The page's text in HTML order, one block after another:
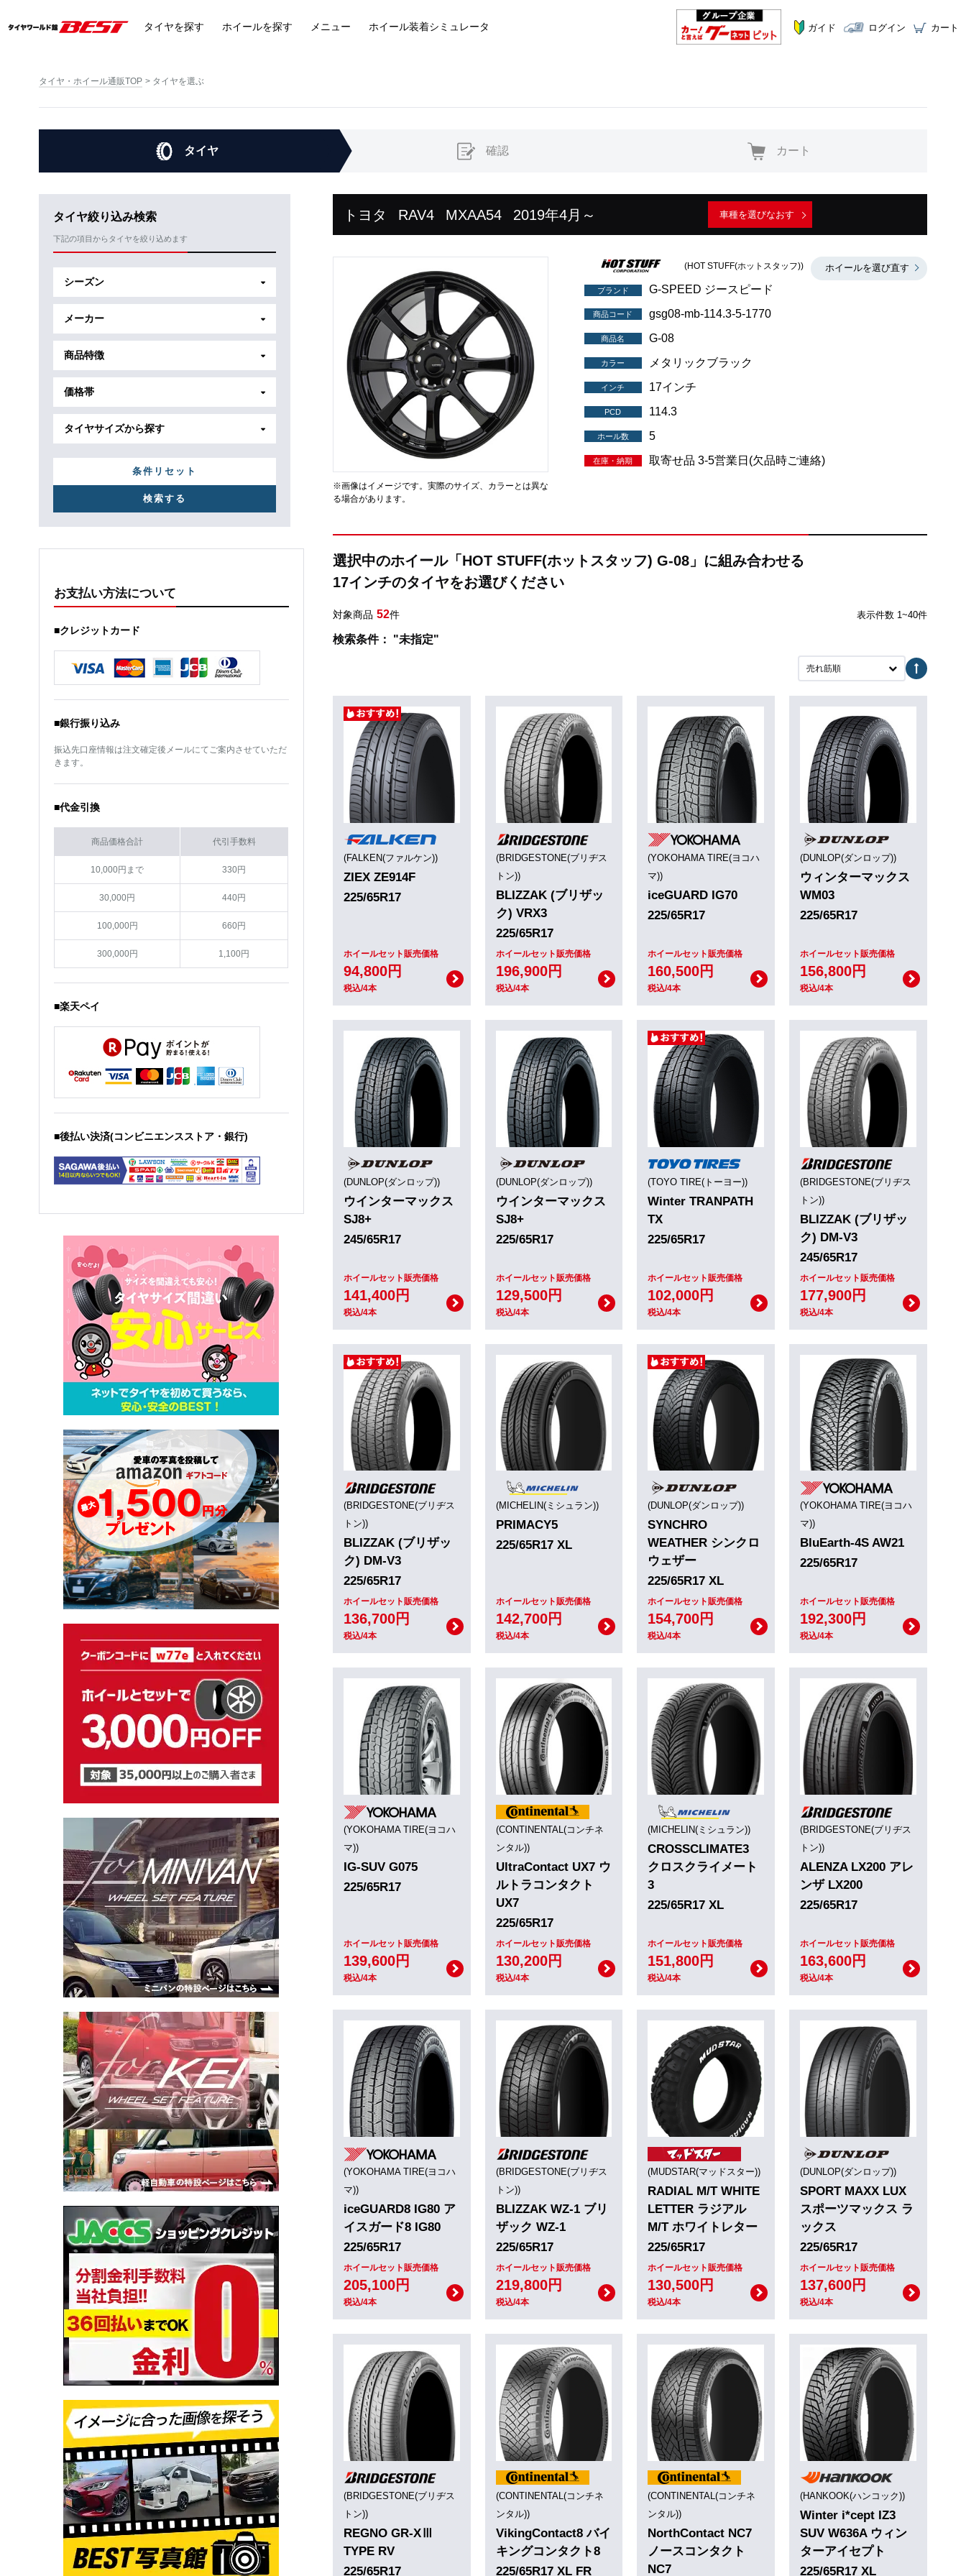
タイヤを探す ホイールを探す メニュー ホイール装着シミュレータ ガイド ログイン カート
タイヤ・ホイール通販TOP タイヤを選ぶ
タイヤ 確認 カート
タイヤ絞り込み検索
下記の項目からタイヤを絞り込めます
シーズン
メーカー
商品特徴
価格帯
タイヤサイズから探す
条件リセット
お支払い方法について
■クレジットカード
■銀行振り込み
振込先口座情報は注文確定後メールにてご案内させていただ
きます。
■代金引換
商品価格合計 代引手数料
10,000円まで 330円
30,000円 440円
100,000円 660円
300,000円 1,100円
■楽天ペイ
■後払い決済(コンビニエンスストア・銀行)
トヨタ RAV4 MXAA54 2019年4月～ 車種を選びなおす
※画像はイメージです。実際のサイズ、カラーとは異な
る場合があります。
ホイールを選び直す
(HOT STUFF(ホットスタッフ))
ブランド G-SPEED ジースピード
商品コード gsg08-mb-114.3-5-1770
商品名 G-08
カラー メタリックブラック
インチ 17インチ
PCD 114.3
ホール数 5
在庫・納期 取寄せ品 3-5営業日(欠品時ご連絡)
選択中のホイール「HOT STUFF(ホットスタッフ) G-08」に組み合わせる
17インチのタイヤをお選びください
対象商品 52件 表示件数 1~40件
検索条件： "未指定"
売れ筋順
(FALKEN(ファルケン))
ZIEX ZE914F
225/65R17
ホイールセット販売価格
94,800円
税込/4本
(BRIDGESTONE(ブリヂス
トン))
BLIZZAK (ブリザッ
ク) VRX3
225/65R17
ホイールセット販売価格
196,900円
税込/4本
(YOKOHAMA TIRE(ヨコハ
マ))
iceGUARD IG70
225/65R17
ホイールセット販売価格
160,500円
税込/4本
(DUNLOP(ダンロップ))
ウィンターマックス
WM03
225/65R17
ホイールセット販売価格
156,800円
税込/4本
(DUNLOP(ダンロップ))
ウインターマックス
SJ8+
245/65R17
ホイールセット販売価格
141,400円
税込/4本
(DUNLOP(ダンロップ))
ウインターマックス
SJ8+
225/65R17
ホイールセット販売価格
129,500円
税込/4本
(TOYO TIRE(トーヨー))
Winter TRANPATH
TX
225/65R17
ホイールセット販売価格
102,000円
税込/4本
(BRIDGESTONE(ブリヂス
トン))
BLIZZAK (ブリザッ
ク) DM-V3
245/65R17
ホイールセット販売価格
177,900円
税込/4本
(BRIDGESTONE(ブリヂス
トン))
BLIZZAK (ブリザッ
ク) DM-V3
225/65R17
ホイールセット販売価格
136,700円
税込/4本
(MICHELIN(ミシュラン))
PRIMACY5
225/65R17 XL
ホイールセット販売価格
142,700円
税込/4本
(DUNLOP(ダンロップ))
SYNCHRO
WEATHER シンクロ
ウェザー
225/65R17 XL
ホイールセット販売価格
154,700円
税込/4本
(YOKOHAMA TIRE(ヨコハ
マ))
BluEarth-4S AW21
225/65R17
ホイールセット販売価格
192,300円
税込/4本
(YOKOHAMA TIRE(ヨコハ
マ))
IG-SUV G075
225/65R17
ホイールセット販売価格
139,600円
税込/4本
(CONTINENTAL(コンチネ
ンタル))
UltraContact UX7 ウ
ルトラコンタクト
UX7
225/65R17
ホイールセット販売価格
130,200円
税込/4本
(MICHELIN(ミシュラン))
CROSSCLIMATE3
クロスクライメート
3
225/65R17 XL
ホイールセット販売価格
151,800円
税込/4本
(BRIDGESTONE(ブリヂス
トン))
ALENZA LX200 アレ
ンザ LX200
225/65R17
ホイールセット販売価格
163,600円
税込/4本
(YOKOHAMA TIRE(ヨコハ
マ))
iceGUARD8 IG80 ア
イスガード8 IG80
225/65R17
ホイールセット販売価格
205,100円
税込/4本
(BRIDGESTONE(ブリヂス
トン))
BLIZZAK WZ-1 ブリ
ザック WZ-1
225/65R17
ホイールセット販売価格
219,800円
税込/4本
(MUDSTAR(マッドスター))
RADIAL M/T WHITE
LETTER ラジアル
M/T ホワイトレター
225/65R17
ホイールセット販売価格
130,500円
税込/4本
(DUNLOP(ダンロップ))
SPORT MAXX LUX
スポーツマックス ラ
ックス
225/65R17
ホイールセット販売価格
137,600円
税込/4本
(BRIDGESTONE(ブリヂス
トン))
REGNO GR-XⅢ
TYPE RV
225/65R17
(CONTINENTAL(コンチネ
ンタル))
VikingContact8 バイ
キングコンタクト8
225/65R17 XL FR
(CONTINENTAL(コンチネ
ンタル))
NorthContact NC7
ノースコンタクト
NC7
(HANKOOK(ハンコック))
Winter i*cept IZ3
SUV W636A ウィン
ターアイセプト
225/65R17 XL